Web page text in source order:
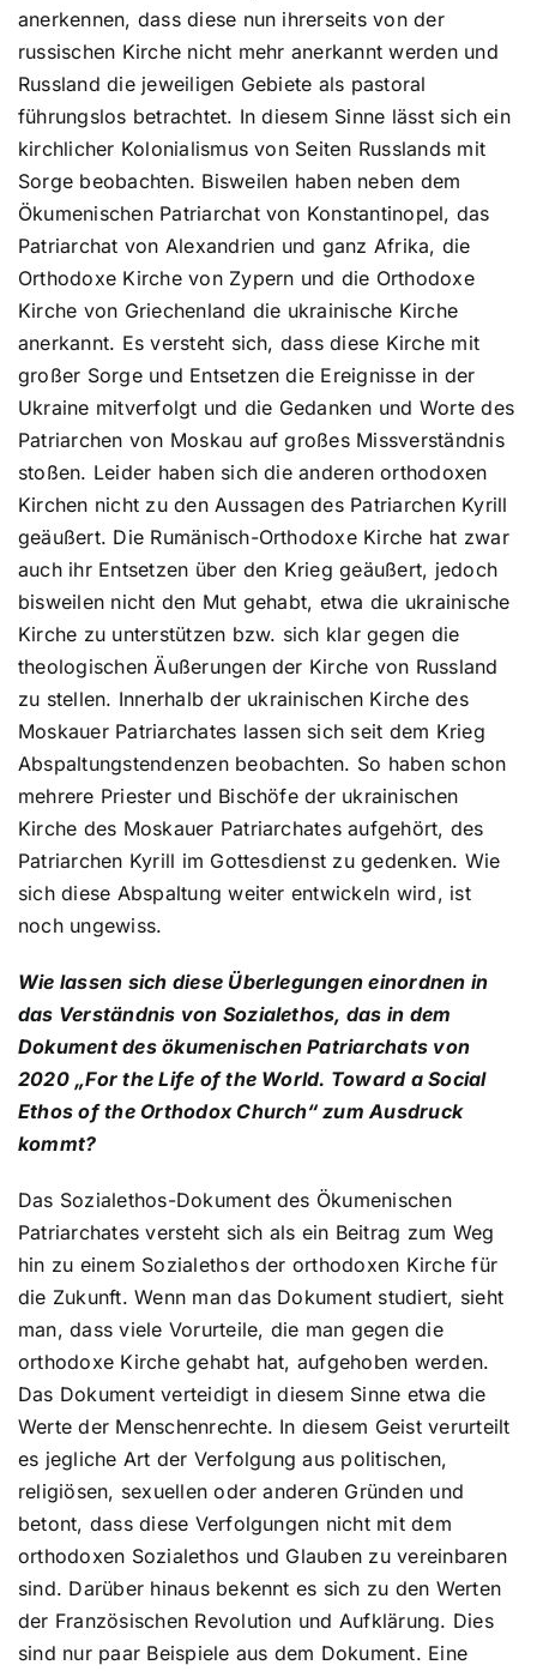
anerkennen, dass diese nun ihrerseits von der
russischen Kirche nicht mehr anerkannt werden und
Russland die jeweiligen Gebiete als pastoral
führungslos betrachtet. In diesem Sinne lässt sich ein
kirchlicher Kolonialismus von Seiten Russlands mit
Sorge beobachten. Bisweilen haben neben dem
Ökumenischen Patriarchat von Konstantinopel, das
Patriarchat von Alexandrien und ganz Afrika, die
Orthodoxe Kirche von Zypern und die Orthodoxe
Kirche von Griechenland die ukrainische Kirche
anerkannt. Es versteht sich, dass diese Kirche mit
großer Sorge und Entsetzen die Ereignisse in der
Ukraine mitverfolgt und die Gedanken und Worte des
Patriarchen von Moskau auf großes Missverständnis
stoßen. Leider haben sich die anderen orthodoxen
Kirchen nicht zu den Aussagen des Patriarchen Kyrill
geäußert. Die Rumänisch-Orthodoxe Kirche hat zwar
auch ihr Entsetzen über den Krieg geäußert, jedoch
bisweilen nicht den Mut gehabt, etwa die ukrainische
Kirche zu unterstützen bzw. sich klar gegen die
theologischen Äußerungen der Kirche von Russland
zu stellen. Innerhalb der ukrainischen Kirche des
Moskauer Patriarchates lassen sich seit dem Krieg
Abspaltungstendenzen beobachten. So haben schon
mehrere Priester und Bischöfe der ukrainischen
Kirche des Moskauer Patriarchates aufgehört, des
Patriarchen Kyrill im Gottesdienst zu gedenken. Wie
sich diese Abspaltung weiter entwickeln wird, ist
noch ungewiss.
Wie lassen sich diese Überlegungen einordnen in
das Verständnis von Sozialethos, das in dem
Dokument des ökumenischen Patriarchats von
2020 „For the Life of the World. Toward a Social
Ethos of the Orthodox Church“ zum Ausdruck
kommt?
Das Sozialethos-Dokument des Ökumenischen
Patriarchates versteht sich als ein Beitrag zum Weg
hin zu einem Sozialethos der orthodoxen Kirche für
die Zukunft. Wenn man das Dokument studiert, sieht
man, dass viele Vorurteile, die man gegen die
orthodoxe Kirche gehabt hat, aufgehoben werden.
Das Dokument verteidigt in diesem Sinne etwa die
Werte der Menschenrechte. In diesem Geist verurteilt
es jegliche Art der Verfolgung aus politischen,
religiösen, sexuellen oder anderen Gründen und
betont, dass diese Verfolgungen nicht mit dem
orthodoxen Sozialethos und Glauben zu vereinbaren
sind. Darüber hinaus bekennt es sich zu den Werten
der Französischen Revolution und Aufklärung. Dies
sind nur paar Beispiele aus dem Dokument. Eine